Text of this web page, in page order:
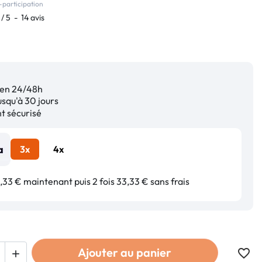
/5 - 14avis
24/48h
30 jours
sécurisé
3x 4x
€ maintenant puis 2 fois 33,33 € sans frais
 Ajouter au panier favorite_border